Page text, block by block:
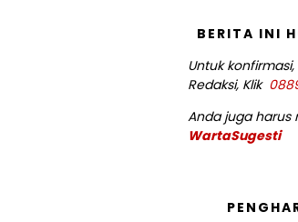
BERITA INI
Untuk
Redaksi, Klik
Anda juga harus
WartaSugesti